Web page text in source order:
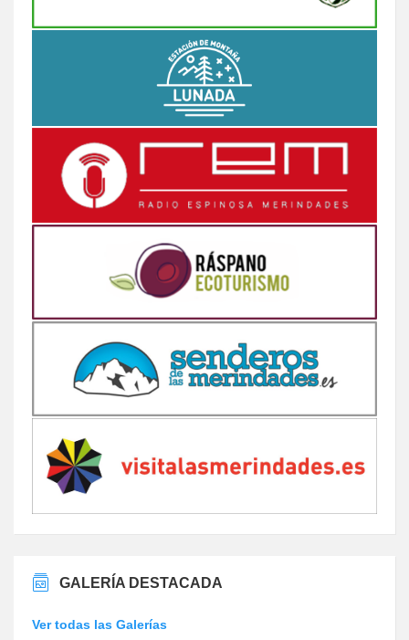
GALERÍA DESTACADA
Ver todas las Galerías